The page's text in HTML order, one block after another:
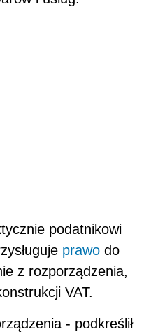
podatnikowi
prawo do
z rozporządzenia,
VAT.
- podkreślił